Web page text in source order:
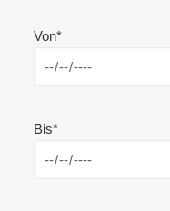
Von*
Bis*